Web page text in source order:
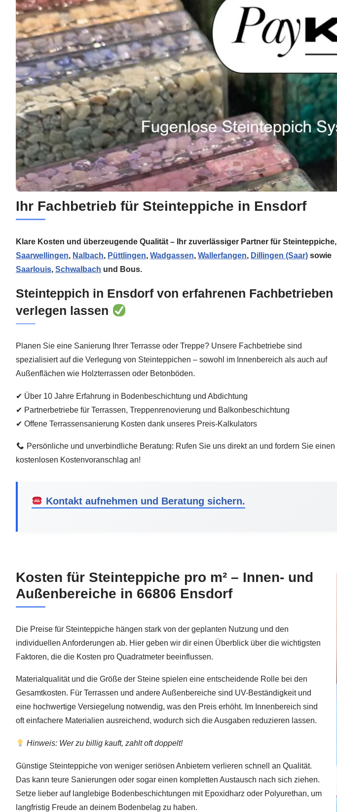
Ihr Fachbetrieb für Steinteppiche in Ensdorf
Klare Kosten und überzeugende Qualität – Ihr zuverlässiger Partner für Steinteppiche,
Saarwellingen, Nalbach, Püttlingen, Wadgassen, Wallerfangen, Dillingen (Saar) sowie
Saarlouis, Schwalbach und Bous.
Steinteppich in Ensdorf von erfahrenen Fachbetrieben
verlegen lassen
Planen Sie eine Sanierung Ihrer Terrasse oder Treppe? Unsere Fachbetriebe sind
spezialisiert auf die Verlegung von Steinteppichen – sowohl im Innenbereich als auch auf
Außenflächen wie Holzterrassen oder Betonböden.
✔ Über 10 Jahre Erfahrung in Bodenbeschichtung und Abdichtung
✔ Partnerbetriebe für Terrassen, Treppenrenovierung und Balkonbeschichtung
✔ Offene Terrassensanierung Kosten dank unseres Preis-Kalkulators
Persönliche und unverbindliche Beratung: Rufen Sie uns direkt an und fordern Sie einen
kostenlosen Kostenvoranschlag an!
Kontakt aufnehmen und Beratung sichern.
Kosten für Steinteppiche pro m² – Innen- und
Außenbereiche in 66806 Ensdorf
Die Preise für Steinteppiche hängen stark von der geplanten Nutzung und den
individuellen Anforderungen ab. Hier geben wir dir einen Überblick über die wichtigsten
Faktoren, die die Kosten pro Quadratmeter beeinflussen.
Materialqualität und die Größe der Steine spielen eine entscheidende Rolle bei den
Gesamtkosten. Für Terrassen und andere Außenbereiche sind UV-Beständigkeit und
eine hochwertige Versiegelung notwendig, was den Preis erhöht. Im Innenbereich sind
oft einfachere Materialien ausreichend, wodurch sich die Ausgaben reduzieren lassen.
Hinweis: Wer zu billig kauft, zahlt oft doppelt!
Günstige Steinteppiche von weniger seriösen Anbietern verlieren schnell an Qualität.
Das kann teure Sanierungen oder sogar einen kompletten Austausch nach sich ziehen.
Setze lieber auf langlebige Bodenbeschichtungen mit Epoxidharz oder Polyurethan, um
langfristig Freude an deinem Bodenbelag zu haben.